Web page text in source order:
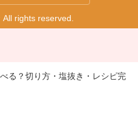
rights reserved.
る？切り方・塩抜き・レシピ完